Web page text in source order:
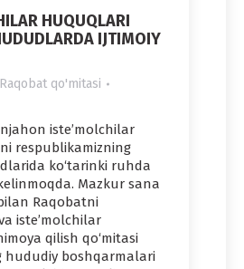
HUQUQLARI
IJTIMOIY
Raqobat qo'mitasi
iste’molchilar
respublikamizning
ko‘tarinki ruhda
Mazkur sana
Raqobatni
iste’molchilar
qilish qo‘mitasi
hududiy boshqarmalari